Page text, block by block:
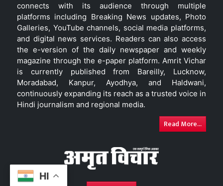
HI
connects with its audience through multiple
platforms including Breaking News updates, Photo
Galleries, YouTube channels, social media platforms,
and digital news services. Readers can also access
the e-version of the daily newspaper and weekly
magazine through the e-paper platform. Amrit Vichar
is currently published from Bareilly, Lucknow,
Moradabad, Kanpur, Ayodhya, and Haldwani,
continuously expanding its reach as a trusted voice in
Hindi journalism and regional media.
Read More...